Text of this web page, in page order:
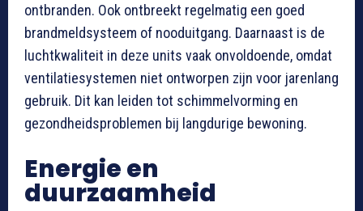
ontbranden. Ook ontbreekt regelmatig een goed
brandmeldsysteem of nooduitgang. Daarnaast is de
luchtkwaliteit in deze units vaak onvoldoende, omdat
ventilatiesystemen niet ontworpen zijn voor jarenlang
gebruik. Dit kan leiden tot schimmelvorming en
gezondheidsproblemen bij langdurige bewoning.
Energie en
duurzaamheid